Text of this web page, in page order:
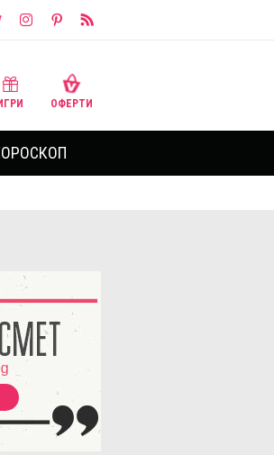
ОФЕРТИ